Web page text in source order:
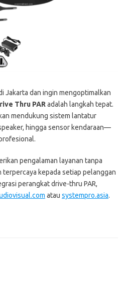
Jakarta dan ingin mengoptimalkan
Thru PAR adalah langkah tepat.
mendukung sistem lantatur
hingga sensor kendaraan—
pengalaman layanan tanpa
kepada setiap pelanggan
perangkat drive-thru PAR,
atau systempro.asia.